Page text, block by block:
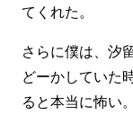
てくれた。
さらに僕は、汐
どーかしていた
ると本当に怖い